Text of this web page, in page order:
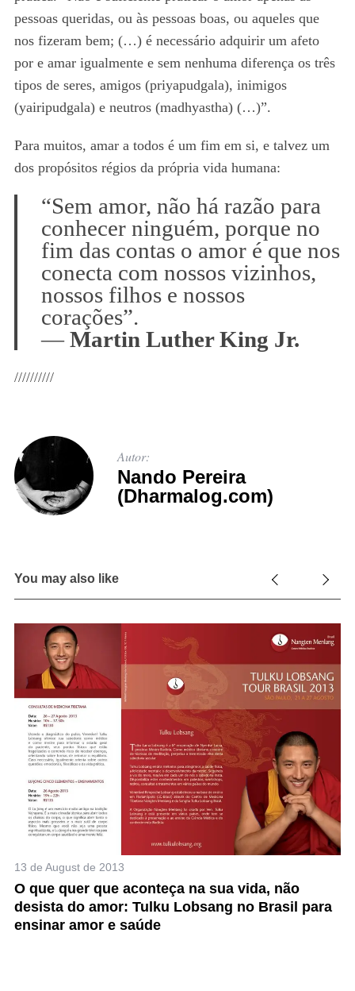
pessoas queridas, ou às pessoas boas, ou aqueles que
nos fizeram bem; (…) é necessário adquirir um afeto
por e amar igualmente e sem nenhuma diferença os três
tipos de seres, amigos (priyapudgala), inimigos
(yairipudgala) e neutros (madhyastha) (…)”.
Para muitos, amar a todos é um fim em si, e talvez um
dos propósitos régios da própria vida humana:
“Sem amor, não há razão para
conhecer ninguém, porque no
fim das contas o amor é que nos
conecta com nossos vizinhos,
nossos filhos e nossos
corações”.
—Martin Luther King Jr.
//////////
Autor:
Nando Pereira
(Dharmalog.com)
You may also like
13 de August de 2013
O que quer que aconteça na sua vida, não
desista do amor: Tulku Lobsang no Brasil para
ensinar amor e saúde
S
e
a
r
c
f
o
r